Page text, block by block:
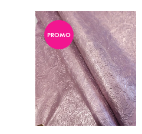
ADD
TO
WISHLIST
PROMO